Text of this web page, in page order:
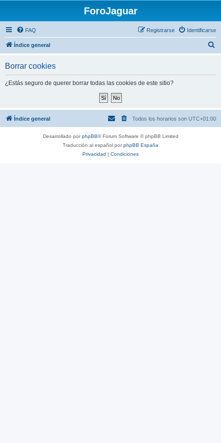
ForoJaguar
FAQ Identificarse
Registrarse
Índice general
Borrar cookies
¿Estás seguro de querer borrar todas las cookies de este sitio?
Índice general Todos los horarios son UTC+01:00
Desarrollado porphpBB® Forum Software © phpBB Limited
Traducción al español porphpBB España
Privacidad | Condiciones